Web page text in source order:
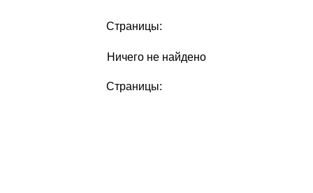
Страницы:
Ничего не найдено
Страницы: